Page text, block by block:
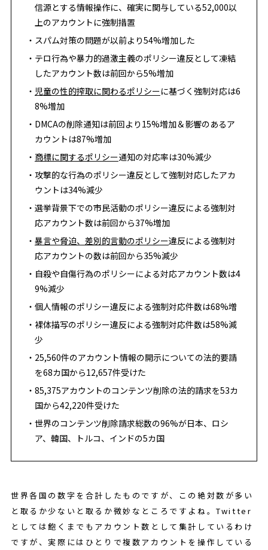
信源とする情報操作に、確実に関与している52,000以
上のアカウントに強制措置
スパム対策の問題が以前より54%増加した
テロ行為や暴力的過激主義のポリシー違反として凍結
したアカウント数は前回から5%増加
児童の性的搾取に関わるポリシーに基づく強制対応は6
8%増加
DMCAの削除通知は前回より15%増加＆影響のあるア
カウントは87%増加
商標に関するポリシー通知の対応率は30%減少
攻撃的な行為のポリシー違反として強制対応したアカ
ウントは34%減少
選挙背景下での市民活動のポリシー違反による強制対
応アカウント数は前回から37%増加
暴言や脅迫、差別的言動のポリシー違反による強制対
応アカウントの数は前回から35%減少
自殺や自傷行為のポリシーによる対応アカウント数は4
9%減少
個人情報のポリシー違反による強制対応件数は68%増
裸体描写のポリシー違反による強制対応件数は58%減
少
25,560件のアカウント情報の開示についての法的要請
を68カ国から12,657件受けた
85,375アカウントのコンテンツ削除の法的請求を53カ
国から42,220件受けた
世界のコンテンツ削除請求総数の96%が日本、ロシ
ア、韓国、トルコ、インドの5カ国
世界各国の数字を合計したものですが、この絶対数が多い
と取るか少ないと取るか微妙なところですよね。Twitter
としては飽くまでもアカウント数として集計しているわけ
ですが、実際にはひとりで複数アカウントを操作している